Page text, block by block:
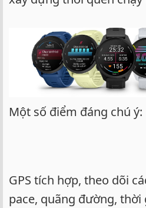
Một số điểm đáng chú ý:
GPS tích hợp, theo dõi
pace, quãng đường,